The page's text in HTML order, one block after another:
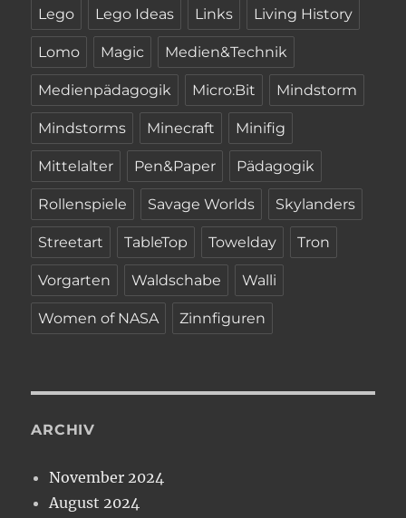
Lego Lego Ideas Links Living History
Lomo Magic Medien&Technik
Medienpädagogik Micro:Bit Mindstorm
Mindstorms Minecraft Minifig
Mittelalter Pen&Paper Pädagogik
Rollenspiele Savage Worlds Skylanders
Streetart TableTop Towelday Tron
Vorgarten Waldschabe Walli
Women of NASA Zinnfiguren
ARCHIV
November 2024
August 2024